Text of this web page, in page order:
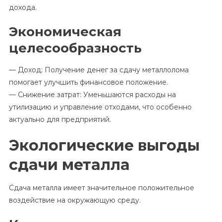
дохода.
Экономическая
целесообразность
— Доход: Получение денег за сдачу металлолома
помогает улучшить финансовое положение.
— Снижение затрат: Уменьшаются расходы на
утилизацию и управление отходами, что особенно
актуально для предприятий.
Экологические выгоды
сдачи металла
Сдача металла имеет значительное положительное
воздействие на окружающую среду.